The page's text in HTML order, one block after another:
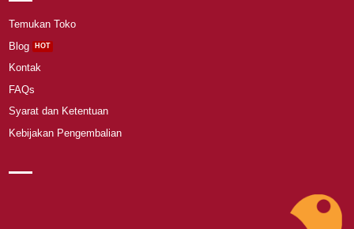
Temukan Toko
Blog
Kontak
FAQs
Syarat dan Ketentuan
Kebijakan Pengembalian